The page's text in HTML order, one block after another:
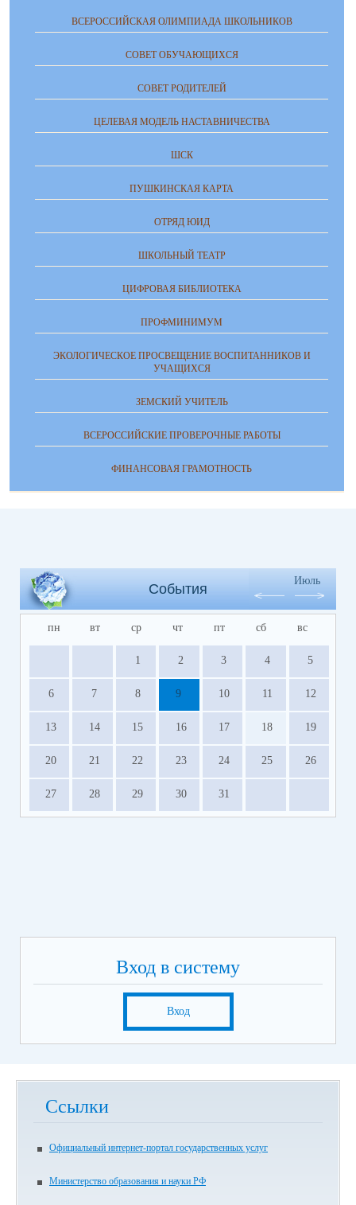
ВСЕРОССИЙСКАЯ ОЛИМПИАДА ШКОЛЬНИКОВ
СОВЕТ ОБУЧАЮЩИХСЯ
СОВЕТ РОДИТЕЛЕЙ
ЦЕЛЕВАЯ МОДЕЛЬ НАСТАВНИЧЕСТВА
ШСК
ПУШКИНСКАЯ КАРТА
ОТРЯД ЮИД
ШКОЛЬНЫЙ ТЕАТР
ЦИФРОВАЯ БИБЛИОТЕКА
ПРОФМИНИМУМ
ЭКОЛОГИЧЕСКОЕ ПРОСВЕЩЕНИЕ ВОСПИТАННИКОВ И
УЧАЩИХСЯ
ЗЕМСКИЙ УЧИТЕЛЬ
ВСЕРОССИЙСКИЕ ПРОВЕРОЧНЫЕ РАБОТЫ
ФИНАНСОВАЯ ГРАМОТНОСТЬ
События
Июль
пн вт ср чт пт сб вс
1 2 3 4 5
6 7 8 9 10 11 12
13 14 15 16 17 18 19
20 21 22 23 24 25 26
27 28 29 30 31
Вход в систему
Вход
Ссылки
Официальный интернет-портал государственных услуг
Министерство образования и науки РФ